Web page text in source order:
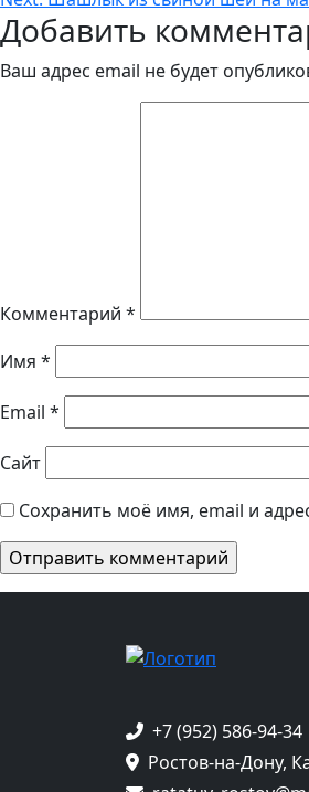
по
записям
Добавить
Ваш адрес email не будет
Комментарий *
Имя *
Email *
Сайт
Сохранить моё имя, email и
+7 (952) 586-94-34
Ростов-на-Дону,